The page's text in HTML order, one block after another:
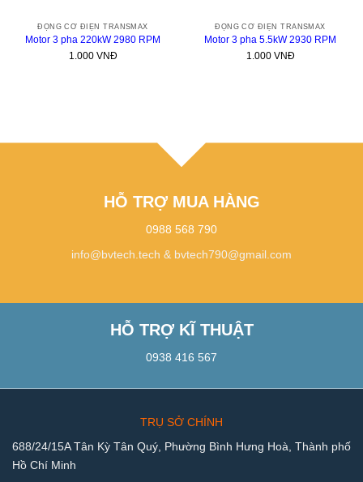
ĐỘNG CƠ ĐIỆN TRANSMAX
Motor 3 pha 220kW 2980 RPM
1.000VNĐ
ĐỘNG CƠ ĐIỆN TRANSMAX
Motor 3 pha 5.5kW 2930 RPM
1.000VNĐ
HỖ TRỢ MUA HÀNG
0988 568 790
info@bvtech.tech & bvtech790@gmail.com
HỖ TRỢ KĨ THUẬT
0938 416 567
TRỤ SỞ CHÍNH
688/24/15A Tân Kỳ Tân Quý, Phường Bình Hưng Hoà, Thành phố
Hồ Chí Minh